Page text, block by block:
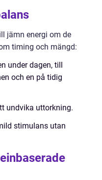
jämn energi om de
timing och mängd:
under dagen, till
och en på tidig
undvika uttorkning.
stimulans utan